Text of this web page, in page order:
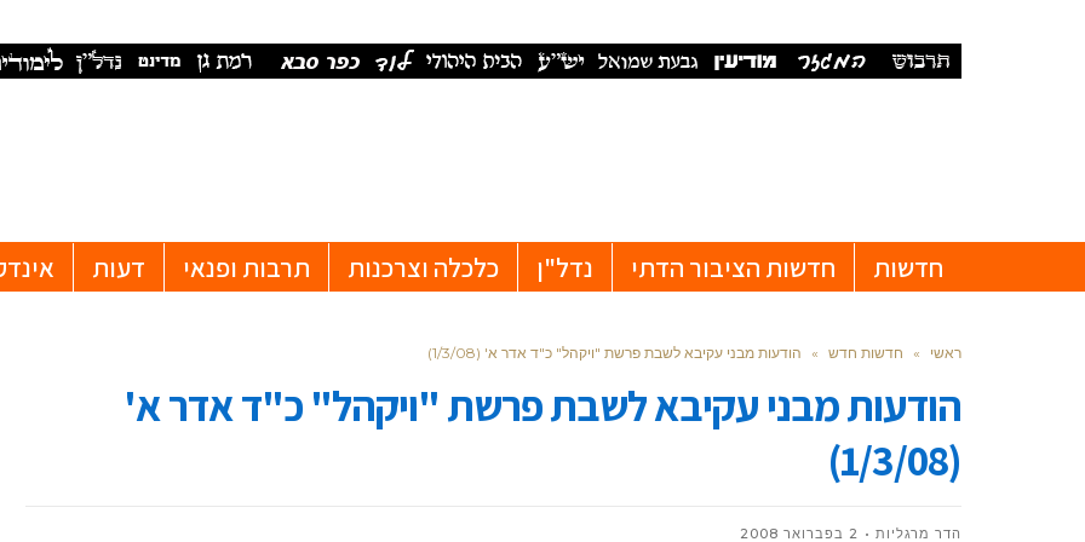
חדשות חדשות הציבור הדתי נדל"ן כלכלה וצרכנות תרבות ופנאי דעות
ראשי » חדשות חדש » הודעות מבני עקיבא לשבת פרשת "ויקהל" כ"ד אדר א' (1/3/08)
הודעות מבני עקיבא לשבת פרשת "ויקהל" כ"ד אדר א'
(1/3/08)
הדר מרגליות 2 בפברואר 2008